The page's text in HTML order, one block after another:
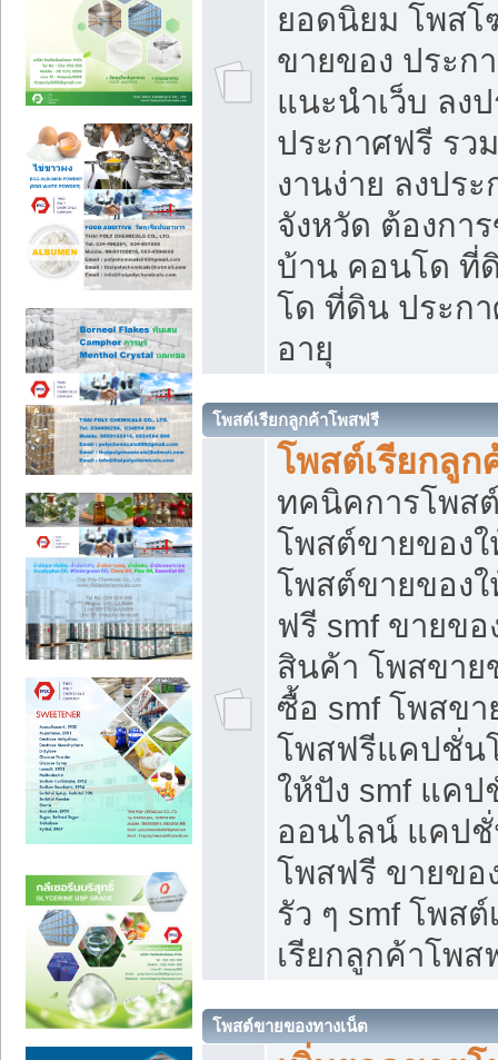
ยอดนิยม โพส
ขายของ ประก
แนะนำเว็บ ลง
ประกาศฟรี รว
งานง่าย ลงปร
จังหวัด ต้องกา
บ้าน คอนโด ที่
โด ที่ดิน ประก
อายุ
โพสต์เรียกลูกค้าโพสฟรี
โพสต์เรียกลูก
ทคนิคการโพส
โพสต์ขายของ
โพสต์ขายของ
ฟรี smf ขายข
สินค้า โพสขาย
ซื้อ smf โพสข
โพสฟรีแคปชั่น
ให้ปัง smf แค
ออนไลน์ แคป
โพสฟรี ขายขอ
รัว ๆ smf โพส
เรียกลูกค้าโพส
โพสต์ขายของทางเน็ต